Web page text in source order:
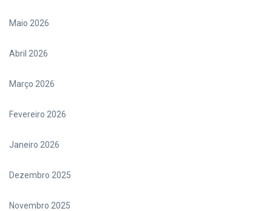
Maio 2026
Abril 2026
Março 2026
Fevereiro 2026
Janeiro 2026
Dezembro 2025
Novembro 2025